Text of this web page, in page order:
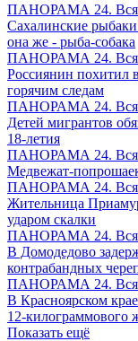
ПАНОРАМА 24. Вся
Сахалинские
она же - рыба-собака
ПАНОРАМА 24. Вся
Россиянин похитил
горячим следам
ПАНОРАМА 24. Вся
Детей мигрантов
18-летия
ПАНОРАМА 24. Вся
Медвежат-
ПАНОРАМА 24. Вся
Жительница
ударом скалки
ПАНОРАМА 24. Вся
В Домодедово
контрабандных
ПАНОРАМА 24. Вся
В Красноярском
12-килограммового
Показать ещё